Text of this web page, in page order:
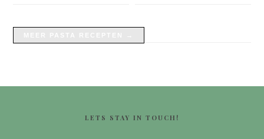
LETS STAY IN TOUCH!